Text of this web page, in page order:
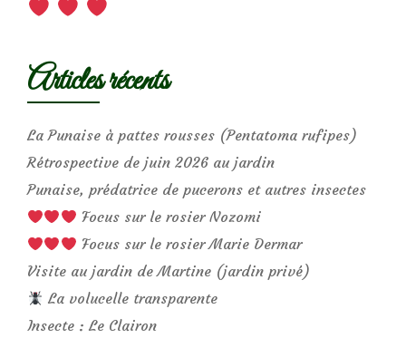
Articles récents
La Punaise à pattes rousses (Pentatoma rufipes)
Rétrospective de juin 2026 au jardin
Punaise, prédatrice de pucerons et autres insectes
Focus sur le rosier Nozomi
Focus sur le rosier Marie Dermar
Visite au jardin de Martine (jardin privé)
La volucelle transparente
Insecte : Le Clairon